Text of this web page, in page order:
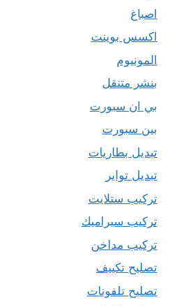
اصباغ
اكسس بوينت
المونيوم
بنشر متنقل
بي ان سبورت
بين سبورت
تبديل بطاريات
تبديل تواير
تركيب ستلايت
تركيب سيراميك
تركيب مداخن
تصليح تكييف
تصليح تلفونات